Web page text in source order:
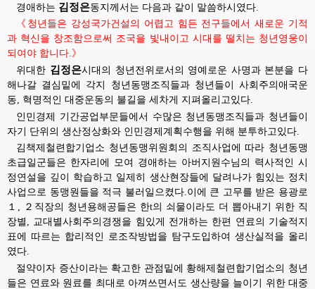
경애하는 김정은동지께서는 다음과 같이 말씀하시였다.
《청년들은 강성국가건설의 어렵고 힘든 전구들에서 새로운 기적
과 혁신을 창조함으로써 조국을 빛내이고 시대를 떨치는 청년영웅이
되여야 합니다.》
위대한 김정은시대의
청년전위로서의 영예로운 사명과 본분을 다
해나갈 결심밑에 각지 청년동맹조직들과 청년들이 사회주의애국운
동, 혁명적인 대중운동의 불길을 세차게 지펴올리고있다.
인민경제 기간공업부문들에서 수많은 청년동맹조직들과 청년들이
자기 단위의 생산정상화와 인민경제계획수행을 위해 분투하고있다.
김책제철련합기업소 청년동맹위원회의 조직사업에 따라 청년동맹
초급일군들은 한자리에 모여 경애하는 아버지원수님의
력사적인 시
정연설을 깊이 학습하고 일제히 생산현장들에 달려나가 힘있는 정치
사업으로 동맹원들을 적극 불러일으켰다.이에 큰 고무를 받은 용광로
１, ２직장의 청년용해공들은 한t의 쇠물이라도 더 뽑아내기 위한 직
장별, 교대별사회주의경쟁을 힘있게 전개하는 한편 연료의 기술적지
표에 따르는 합리적인 로조작방법을 탐구도입하여 생산실적을 올리
였다.
절약이자 증산이라는 확고한 관점밑에 황해제철련합기업소의 청년
들은 연료와 원료를 최대로 아껴쓰면서도 생산량을 늘이기 위한 대중